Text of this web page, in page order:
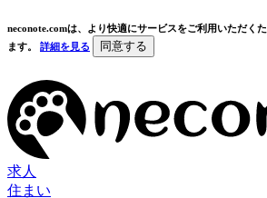
neconote.comは、より快適にサービスをご利用いただく
ます。 詳細を見る 同意する
求人
住まい